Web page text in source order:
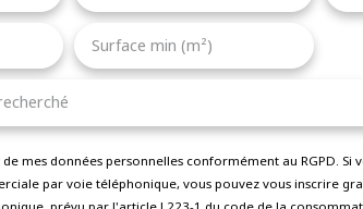
Surface min (m²)
mes données personnelles conformément au RGPD. Si
par voie téléphonique, vous pouvez vous inscrire